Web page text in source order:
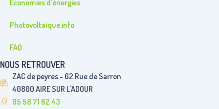
Economies d’énergies
Photovoltaïque.info
FAQ
NOUS RETROUVER
ZAC de peyres - 62 Rue de Sarron
40800 AIRE SUR L'ADOUR
05 58 71 62 43